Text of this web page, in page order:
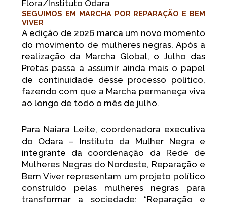
Flora/Instituto Odara
SEGUIMOS EM MARCHA POR REPARAÇÃO E BEM
VIVER
A edição de 2026 marca um novo momento
do movimento de mulheres negras. Após a
realização da Marcha Global, o Julho das
Pretas passa a assumir ainda mais o papel
de continuidade desse processo político,
fazendo com que a Marcha permaneça viva
ao longo de todo o mês de julho.
Para Naiara Leite, coordenadora executiva
do Odara – Instituto da Mulher Negra e
integrante da coordenação da Rede de
Mulheres Negras do Nordeste, Reparação e
Bem Viver representam um projeto político
construído pelas mulheres negras para
transformar a sociedade: “Reparação e